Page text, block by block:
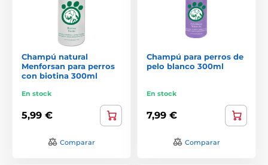
Champú natural
Menforsan para perros
con biotina 300ml
En stock
5,99 €
Comparar
Champú para perros de
pelo blanco 300ml
En stock
7,99 €
Comparar